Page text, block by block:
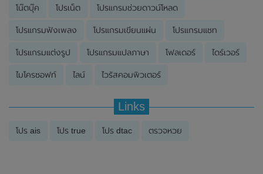
โน๊ตบุ๊ค โปรเน็ต โปรแกรมช่วยดาวน์โหลด
โปรแกรมฟังเพลง โปรแกรมเขียนแผ่น โปรแกรมแชท
โปรแกรมแต่งรูป โปรแกรมแปลภาษา โฟลเดอร์ ไดร์เวอร์
ไมโครซอฟท์ ไลน์ ไวรัสคอมพิวเตอร์
Links
โปร ais โปร true โปร dtac ตรวจหวย